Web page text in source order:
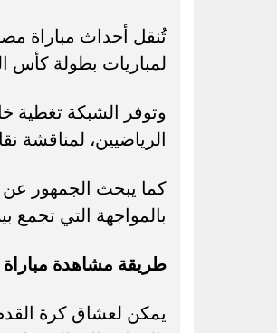
لمباريات بطولة كأس العالم 2026 في منطقة الشرق الأوسط
وتوفر الشبكة تغطية
الرياضيين، لمناقشة
كما يبحث الجمهور عن
بالمواجهة التي تجمع
طريقة مشاهدة مباراة
يمكن لعشاق كرة القدم